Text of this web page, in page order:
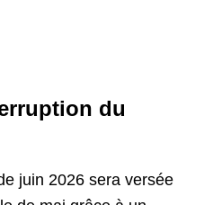
du
juin 2026 sera versée